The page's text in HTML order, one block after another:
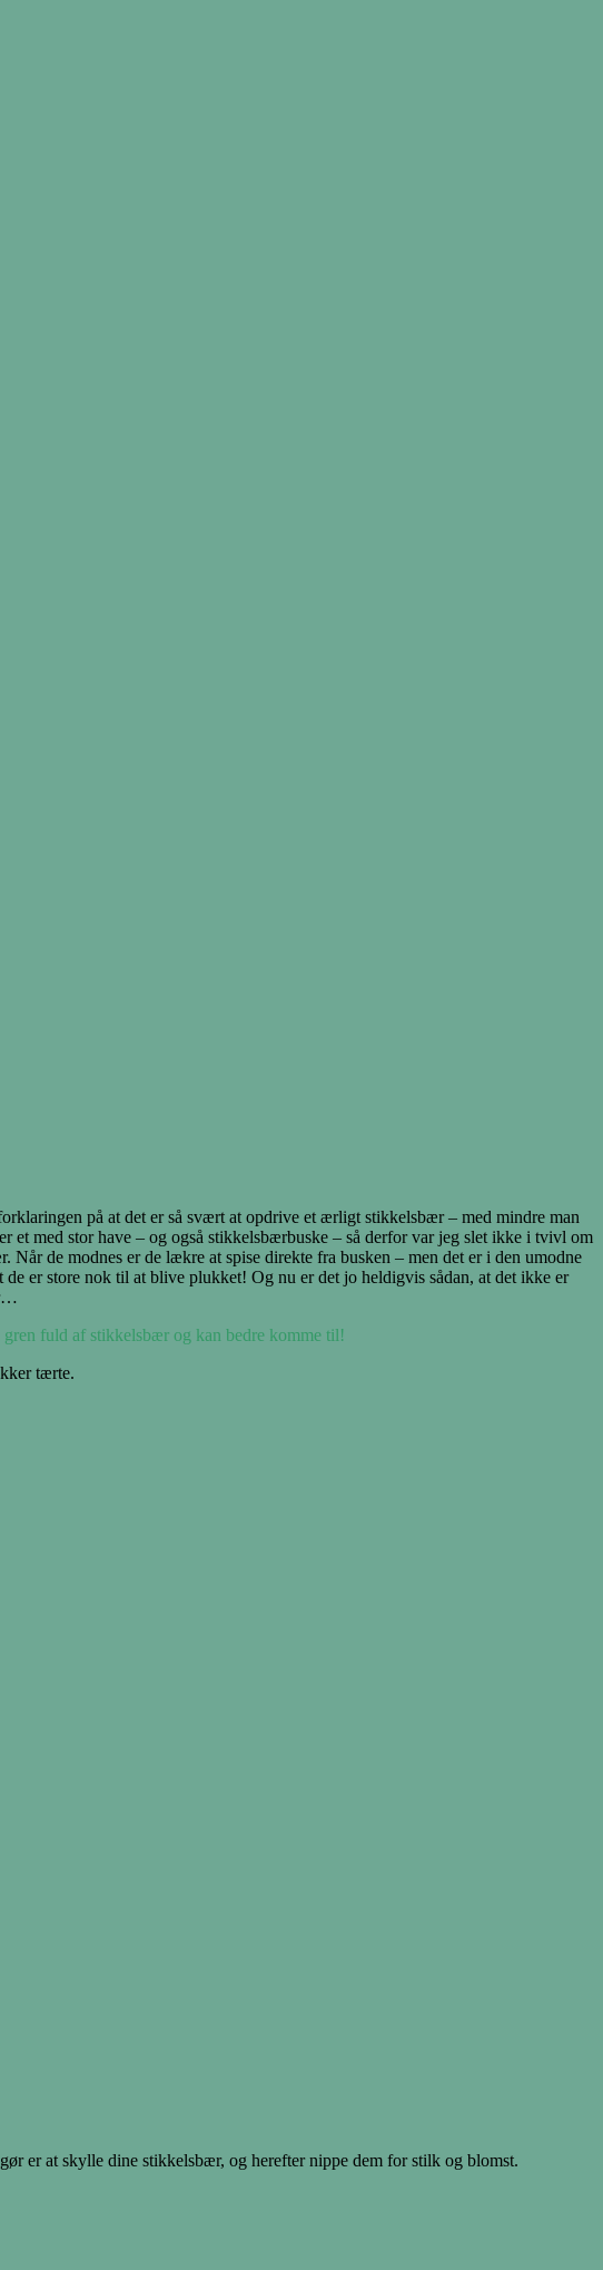
på at det er så svært at opdrive et ærligt stikkelsbær – med mindre man
et med stor have – og også stikkelsbærbuske – så derfor var jeg slet ikke i tvivl om
de modnes er de lækre at spise direkte fra busken – men det er i den umodne
er store nok til at blive plukket! Og nu er det jo heldigvis sådan, at det ikke er
fuld af stikkelsbær og kan bedre komme til!
tærte.
er at skylle dine stikkelsbær, og herefter nippe dem for stilk og blomst.